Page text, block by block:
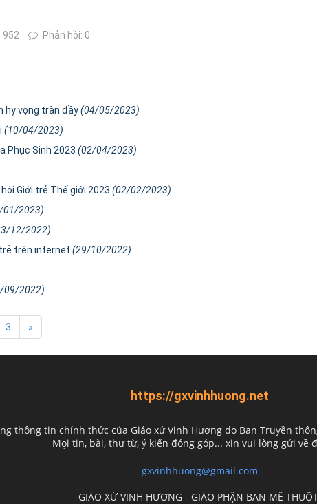
952 Phản hồi: 0
hy vọng tràn đầy(04/05/2023)
(10/04/2023)
Phục Sinh 2023 (02/04/2023)
Giới trẻ Thế giới 2023 (02/02/2023)
01/2023)
12/2022)
trên internet (29/10/2022)
09/2022)
3 »
https://gxvinhhuong.net
thông tin chính thức của Giáo xứ Vinh Hương do Ban Truyền
Mọi tin, bài, thư từ, ý kiến đóng góp... xin vui lòng gửi về
gxvinhhuong@gmail.com
GIÁO XỨ VINH HƯƠNG - GIÁO PHẬN BAN MÊ